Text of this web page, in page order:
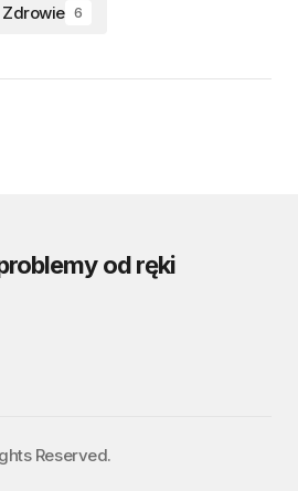
Zdrowie 6
od ręki
Reserved.